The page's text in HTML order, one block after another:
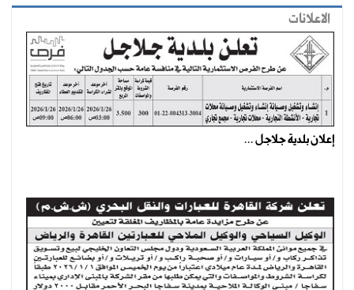
الاعلانات
إعلان بلدية جلاجل ...